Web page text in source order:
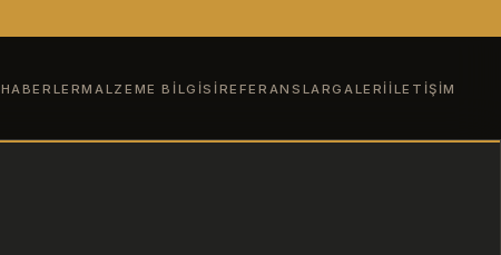
HABERLERMALZEME BILGISI REFERANSLAR GALERI İLETIŞIM